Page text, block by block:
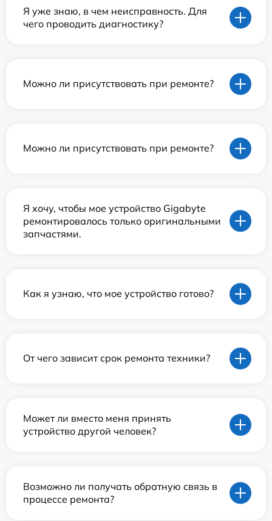
Я уже знаю, в чем неисправность. Для
чего проводить диагностику?
Можно ли присутствовать при ремонте?
Можно ли присутствовать при ремонте?
Я хочу, чтобы мое устройство Gigabyte
ремонтировалось только оригинальными
запчастями.
Как я узнаю, что мое устройство готово?
От чего зависит срок ремонта техники?
Может ли вместо меня принять
устройство другой человек?
Возможно ли получать обратную связь в
процессе ремонта?